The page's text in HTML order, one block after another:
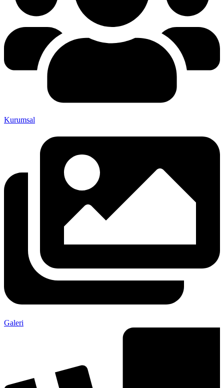
Kurumsal
Galeri